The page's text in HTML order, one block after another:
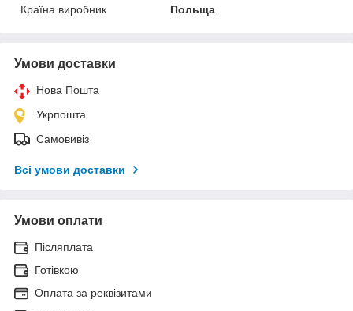
Країна виробник
Польща
Умови доставки
Нова Пошта
Укрпошта
Самовивіз
Всі умови доставки
Умови оплати
Післяплата
Готівкою
Оплата за реквізитами